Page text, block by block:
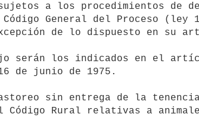
a los procedimientos de
General del Proceso (ley
de lo dispuesto en su
de junio de 1975.
Código Rural relativas a